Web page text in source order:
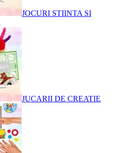
JOCURI STIINTA SI
JUCARII DE CREATIE